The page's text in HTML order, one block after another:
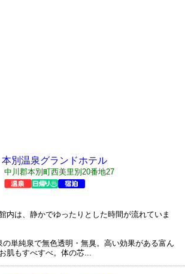
本別温泉グランドホテル
中川郡本別町西美里別20番地27
内は、静かでゆったりとした時間が流れていま
の単純泉で無色透明・無臭。高い効果がある富ん
肌もすべすべ。体の芯...